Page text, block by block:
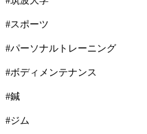
#スポーツ
#パーソナルトレーニング
#ボディメンテナンス
#鍼
#ジム